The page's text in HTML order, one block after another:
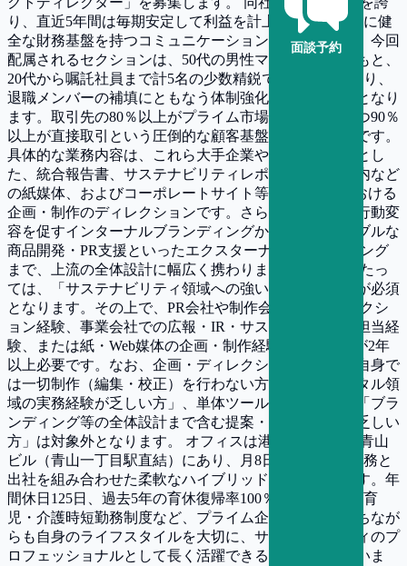
面談予約
り、直近5年間は毎期安定して利益を計上している非常に健
全な財務基盤を持つコミュニケーション支援企業です。今回
配属されるセクションは、50代の男性マネージャーのもと、
20代から嘱託社員まで計5名の少数精鋭で構成されており、
退職メンバーの補填にともなう体制強化のための募集となり
ます。取引先の80％以上がプライム市場上場企業、かつ90％
以上が直接取引という圧倒的な顧客基盤が大きな強みです。
具体的な業務内容は、これら大手企業や自治体を対象とし
た、統合報告書、サステナビリティレポート、会社案内など
の紙媒体、およびコーポレートサイト等のWeb媒体における
企画・制作のディレクションです。さらに、従業員の行動変
容を促すインターナルブランディングから、サステナブルな
商品開発・PR支援といったエクスターナルブランディング
まで、上流の全体設計に幅広く携わります。 応募にあたっ
ては、「サステナビリティ領域への強い関心・意欲」が必須
となります。その上で、PR会社や制作会社でのディレクシ
ョン経験、事業会社での広報・IR・サステナビリティ担当経
験、または紙・Web媒体の企画・制作経験のいずれかが2年
以上必要です。なお、企画・ディレクションのみで「自身で
は一切制作（編集・校正）を行わない方」や、「デジタル領
域の実務経験が乏しい方」、単体ツールの表現のみで「ブラ
ンディング等の全体設計まで含む提案・実行の経験が乏しい
方」は対象外となります。 オフィスは港区南青山の新青山
ビル（青山一丁目駅直結）にあり、月8日までの在宅勤務と
出社を組み合わせた柔軟なハイブリッド勤務が可能です。年
間休日125日、過去5年の育休復帰率100％を誇る手厚い育
児・介護時短勤務制度など、プライム企業を顧客に持ちなが
らも自身のライフスタイルを大切に、サステナビリティのプ
ロフェッショナルとして長く活躍できる環境が整っていま